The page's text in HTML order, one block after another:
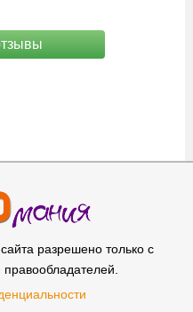
разрешено только с
правообладателей.